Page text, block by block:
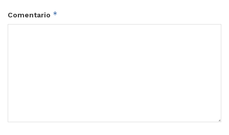
Comentario *